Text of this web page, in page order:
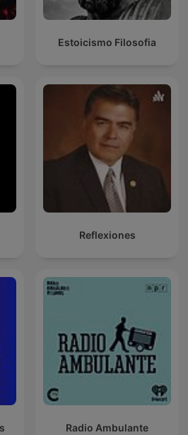
Estoicismo Filosofia
Reflexiones
Radio Ambulante